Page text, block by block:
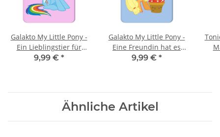
Galakto My Little Pony -
Ein Lieblingstier für
Rainbow Dash &
9,99 € *
Galakto My Little Pony -
Eine Freundin hat es
nicht leicht &
9,99 € *
Ähnliche Artikel